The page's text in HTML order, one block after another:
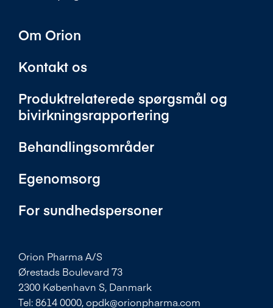
Om Orion
Kontakt os
Produktrelaterede spørgsmål og
bivirkningsrapportering
Behandlingsområder
Egenomsorg
For sundhedspersoner
Orion Pharma A/S
Ørestads Boulevard 73
2300 København S, Danmark
Tel: 8614 0000,opdk@orionpharma.com